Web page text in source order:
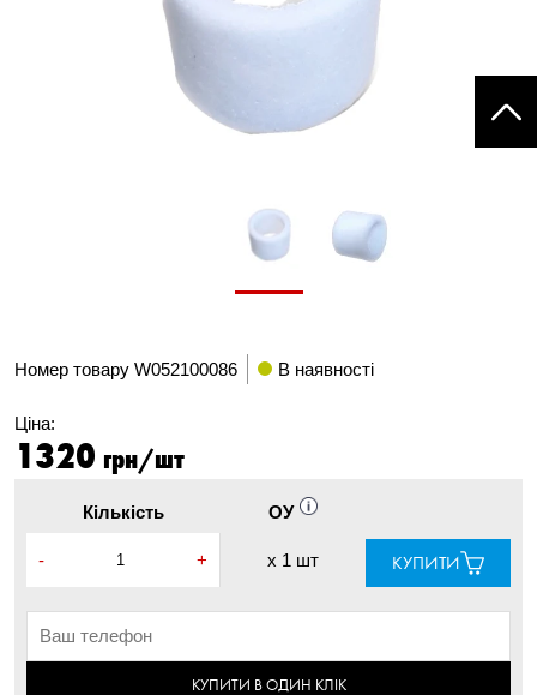
Номер товару W052100086 В наявності
Ціна:
1320 грн/шт
Кількість
- +
ОУ
x 1 шт КУПИТИ
КУПИТИ В ОДИН КЛІК